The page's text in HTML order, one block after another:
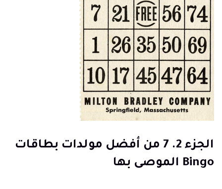
الجزء 2. 7 من أفضل مولدات بطاقات
Bingo الموصى بها